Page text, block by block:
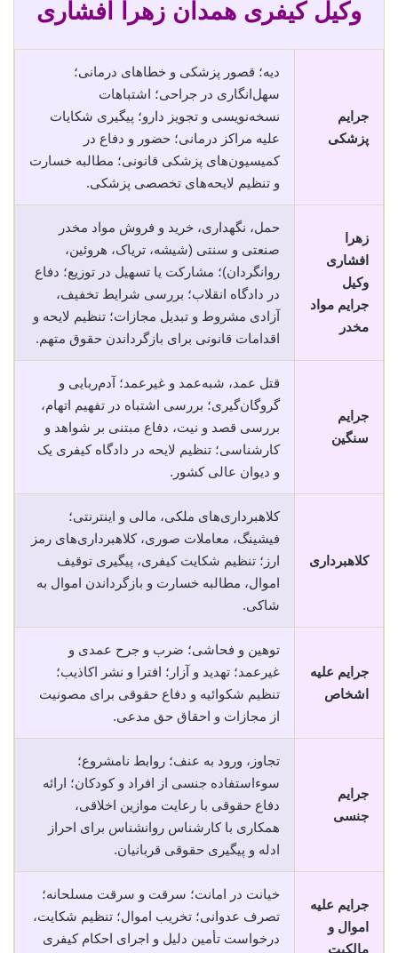
وکیل کیفری همدان زهرا افشاری
جرایم
پزشکی
دیه؛ قصور پزشکی و خطاهای درمانی؛
سهل‌انگاری در جراحی؛ اشتباهات
نسخه‌نویسی و تجویز دارو؛ پیگیری شکایات
علیه مراکز درمانی؛ حضور و دفاع در
کمیسیون‌های پزشکی قانونی؛ مطالبه خسارت
و تنظیم لایحه‌های تخصصی پزشکی.
زهرا
افشاری
وکیل
جرایم مواد
مخدر
حمل، نگهداری، خرید و فروش مواد مخدر
صنعتی و سنتی (شیشه، تریاک، هروئین،
روانگردان)؛ مشارکت یا تسهیل در توزیع؛ دفاع
در دادگاه انقلاب؛ بررسی شرایط تخفیف،
آزادی مشروط و تبدیل مجازات؛ تنظیم لایحه و
اقدامات قانونی برای بازگرداندن حقوق متهم.
جرایم
سنگین
قتل عمد، شبه‌عمد و غیرعمد؛ آدم‌ربایی و
گروگان‌گیری؛ بررسی اشتباه در تفهیم اتهام،
بررسی قصد و نیت، دفاع مبتنی بر شواهد و
کارشناسی؛ تنظیم لایحه در دادگاه کیفری یک
و دیوان عالی کشور.
کلاهبرداری
کلاهبرداری‌های ملکی، مالی و اینترنتی؛
فیشینگ، معاملات صوری، کلاهبرداری‌های رمز
ارز؛ تنظیم شکایت کیفری، پیگیری توقیف
اموال، مطالبه خسارت و بازگرداندن اموال به
شاکی.
جرایم علیه
اشخاص
توهین و فحاشی؛ ضرب و جرح عمدی و
غیرعمد؛ تهدید و آزار؛ افترا و نشر اکاذیب؛
تنظیم شکوائیه و دفاع حقوقی برای مصونیت
از مجازات و احقاق حق مدعی.
جرایم
جنسی
تجاوز، ورود به عنف؛ روابط نامشروع؛
سوءاستفاده جنسی از افراد و کودکان؛ ارائه
دفاع حقوقی با رعایت موازین اخلاقی،
همکاری با کارشناس روانشناس برای احراز
ادله و پیگیری حقوقی قربانیان.
جرایم علیه
اموال و
مالکیت
خیانت در امانت؛ سرقت و سرقت مسلحانه؛
تصرف عدوانی؛ تخریب اموال؛ تنظیم شکایت،
درخواست تأمین دلیل و اجرای احکام کیفری